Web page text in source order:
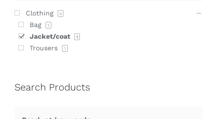
Clothing 4
Bag 1
Jacket/coat 1
Trousers 1
Search Products